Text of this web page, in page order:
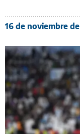
16 de noviembre